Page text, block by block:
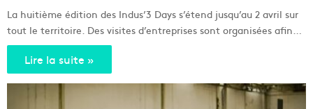
La huitième édition des Indus’3 Days s’étend jusqu’au 2 avril sur
tout le territoire. Des visites d’entreprises sont organisées afin…
Lire la suite »